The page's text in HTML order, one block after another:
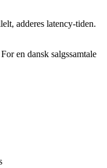
adderes latency-tiden.
en dansk salgssamtale